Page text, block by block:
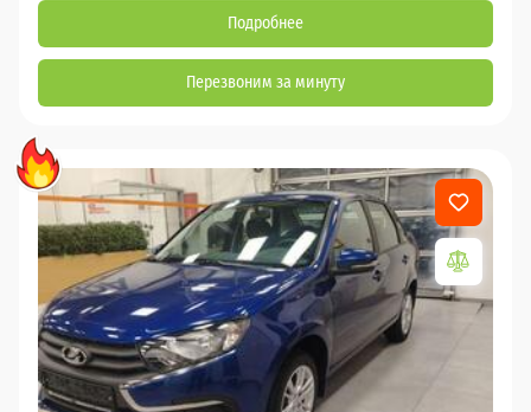
Подробнее
Перезвоним за минуту